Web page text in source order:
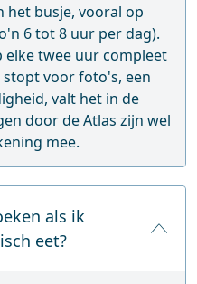
het busje, vooral op
6 tot 8 uur per dag).
twee uur compleet
voor foto's, een
valt het in de
door de Atlas zijn wel
mee.
als ik
eet?